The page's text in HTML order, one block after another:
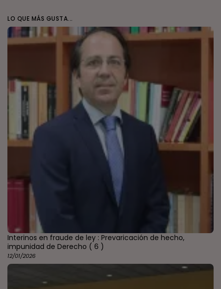
LO QUE MÁS GUSTA...
Interinos en fraude de ley : Prevaricación de hecho,
impunidad de Derecho ( 6 )
12/01/2026